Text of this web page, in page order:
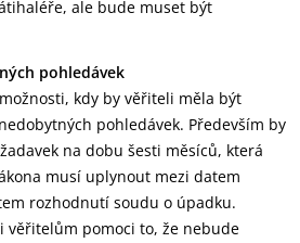
ale bude muset být
pohledávek
kdy by věřiteli měla být
pohledávek. Především by
na dobu šesti měsíců, která
musí uplynout mezi datem
rozhodnutí soudu o úpadku.
věřitelům pomoci to, že nebude